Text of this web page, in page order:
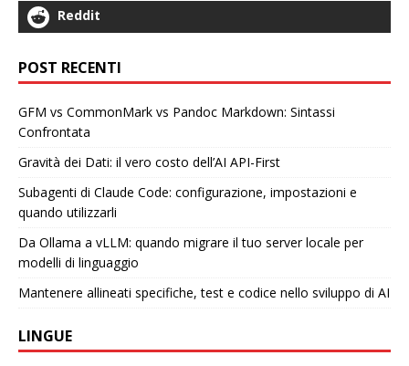
Reddit
POST RECENTI
GFM vs CommonMark vs Pandoc Markdown: Sintassi
Confrontata
Gravità dei Dati: il vero costo dell’AI API-First
Subagenti di Claude Code: configurazione, impostazioni e
quando utilizzarli
Da Ollama a vLLM: quando migrare il tuo server locale per
modelli di linguaggio
Mantenere allineati specifiche, test e codice nello sviluppo di AI
LINGUE